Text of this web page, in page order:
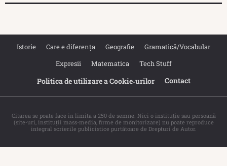
Istorie Care e diferența Geografie
Gramatică/Vocabular
Expresii
Matematica Tech Stuff
Politica de utilizare a Cookie‐urilor Contact
Citarea se poate face în limita a 250 de semne. Nici o instituţie sau persoană
(site-uri, instituţii mass-media, firme de monitorizare) nu poate reproduce
integral scrierile publicistice purtătoare de Drepturi de Autor.